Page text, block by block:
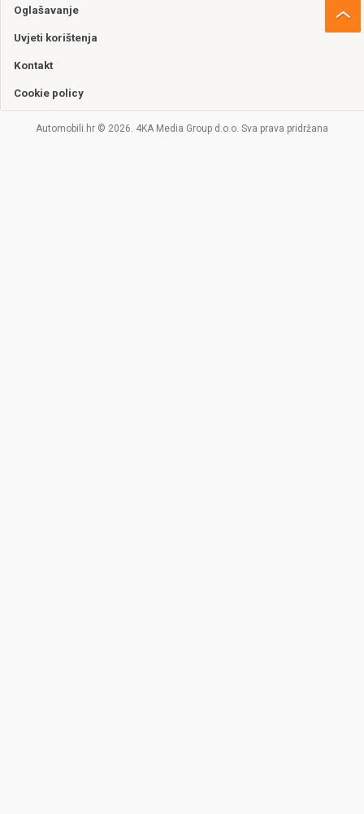
Oglašavanje
Uvjeti korištenja
Kontakt
Cookie policy
Automobili.hr © 2026. 4KA Media Group d.o.o. Sva prava pridržana